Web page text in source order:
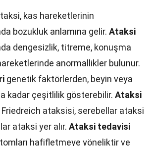
kas hareketlerinin
bozukluk anlamına gelir. Ataksi
dengesizlik, titreme, konuşma
anormallikler bulunur.
genetik faktörlerden, beyin veya
kadar çeşitlilik gösterebilir. Ataksi
Friedreich ataksisi, serebellar ataksi
ataksi yer alır. Ataksi tedavisi
hafifletmeye yöneliktir ve